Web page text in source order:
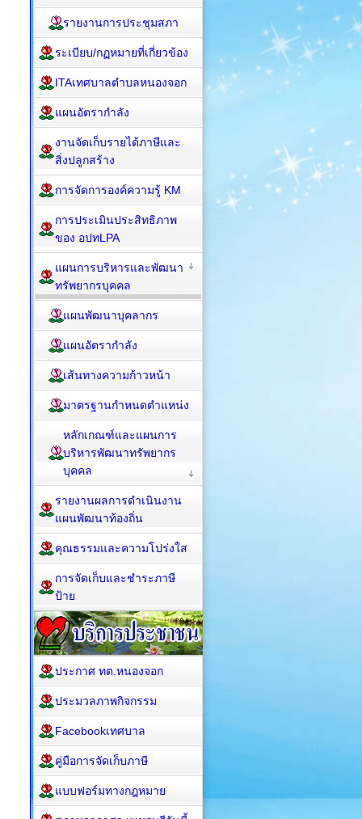
รายงานการประชุมสภา
ระเบียบ/กฏหมายที่เกี่ยวข้อง
ITAเทศบาลตำบลหนองจอก
แผนอัตรากำลัง
งานจัดเก็บรายได้ภาษีและ
สิ่งปลูกสร้าง
การจัดการองค์ความรู้ KM
การประเมินประสิทธิภาพ
ของ อปทLPA
แผนการบริหารและพัฒนา
ทรัพยากรบุคคล
แผนพัฒนาบุคลากร
แผนอัตรากำลัง
เส้นทางความก้าวหน้า
มาตรฐานกำหนดตำแหน่ง
หลักเกณฑ์และแผนการ
บริหารพัฒนาทรัพยากร
บุคคล
รายงานผลการดำเนินงาน
แผนพัฒนาท้องถิ่น
คุณธรรมและความโปร่งใส
การจัดเก็บและชำระภาษี
ป้าย
ประกาศ ทต.หนองจอก
ประมวลภาพกิจกรรม
Facebookเทศบาล
คู่มือการจัดเก็บภาษี
แบบฟอร์มทางกฎหมาย